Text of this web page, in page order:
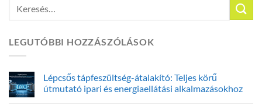
LEGUTÓBBI HOZZÁSZÓLÁSOK
Lépcsős tápfeszültség-átalakító: Teljes körű
útmutató ipari és energiaellátási alkalmazásokhoz